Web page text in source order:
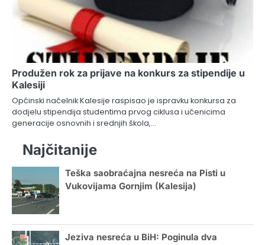
Produžen rok za prijave na konkurs za stipendije u
Kalesiji
Općinski načelnik Kalesije raspisao je ispravku konkursa za
dodjelu stipendija studentima prvog ciklusa i učenicima
generacije osnovnih i srednjih škola,…
Najčitanije
Teška saobraćajna nesreća na Pisti u
Vukovijama Gornjim (Kalesija)
Jeziva nesreća u BiH: Poginula dva